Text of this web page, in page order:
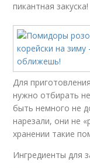
пикантная закуска!
Для
нужно отбирать
быть немного не
нарезали, они не
хранении такие
Ингредиенты для